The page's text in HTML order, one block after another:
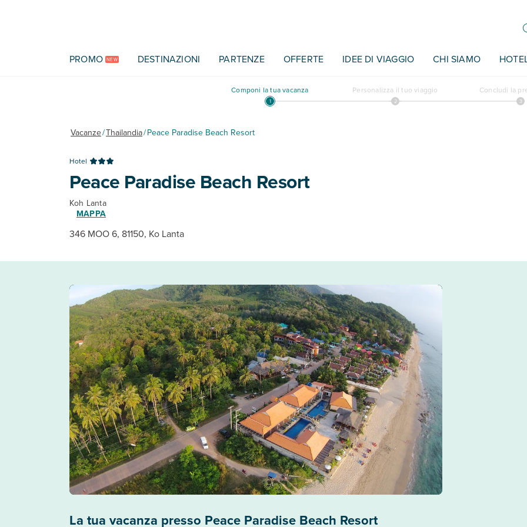
PROMO NEW DESTINAZIONI PARTENZE OFFERTE IDEE DI VIAGGIO CHI SIAMO
Componi la tua vacanza Personalizza il tuo viaggio Concludi la
Vacanze/Thailandia/Peace Paradise Beach Resort
Hotel
Peace Paradise Beach Resort
Koh Lanta
MAPPA
346 MOO 6, 81150, Ko Lanta
La tua vacanza presso Peace Paradise Beach Resort